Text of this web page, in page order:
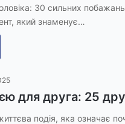
30 сильних
який знаменує…
для друга: 25
подія, яка означає